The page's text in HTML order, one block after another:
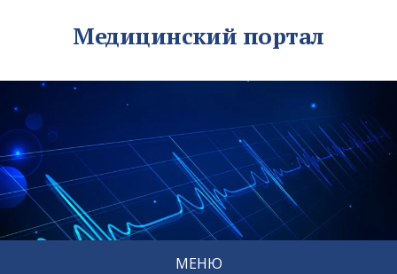
Медицинский портал
МЕНЮ